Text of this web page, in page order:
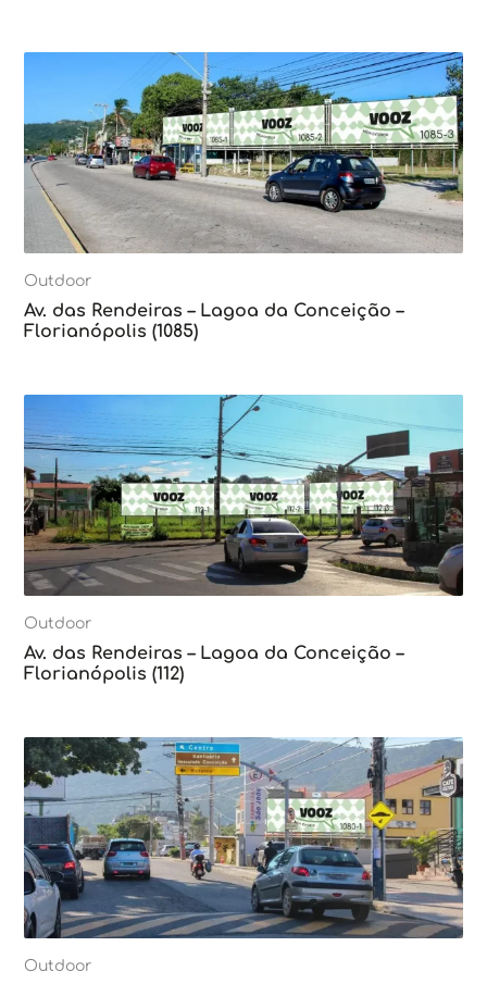
Outdoor
Av. das Rendeiras – Lagoa da Conceição –
Florianópolis (1085)
Outdoor
Av. das Rendeiras – Lagoa da Conceição –
Florianópolis (112)
Outdoor